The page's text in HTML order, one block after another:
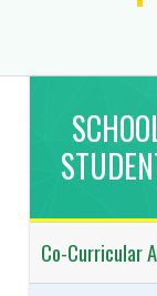
Co-Curricular